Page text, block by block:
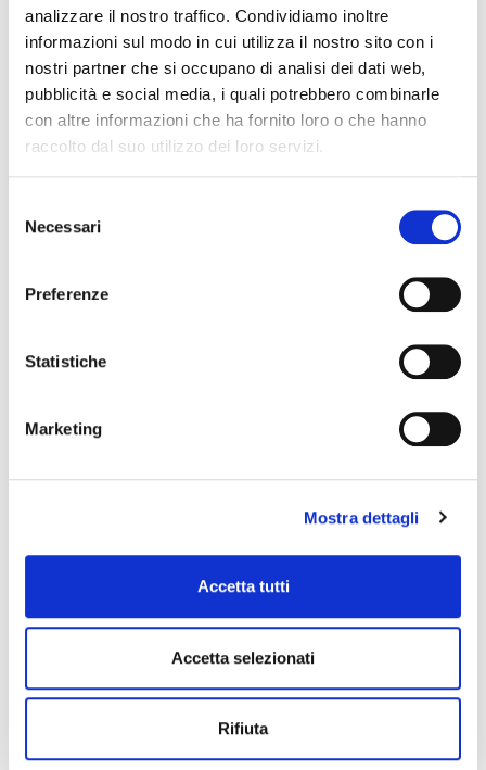
analizzare il nostro traffico. Condividiamo inoltre
informazioni sul modo in cui utilizza il nostro sito con i
nostri partner che si occupano di analisi dei dati web,
pubblicità e social media, i quali potrebbero combinarle
con altre informazioni che ha fornito loro o che hanno
raccolto dal suo utilizzo dei loro servizi.
delNecessari
Preferenze
Statistiche
Marketing
Mostra dettagli
Accetta tutti
Accetta selezionati
Rifiuta
STAGIONE TERMALE 2026
IL TUO RECUPERO
MOTORIO
Inserisci i tuoi dati sarai
contattato entro 24 ore
Telefono *